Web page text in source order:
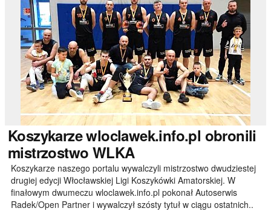
Koszykarzewloclawek.info.pl obronili
mistrzostwo WLKA
Koszykarze naszego portalu wywalczyli mistrzostwo dwudziestej
drugiej edycji Włocławskiej Ligi Koszykówki Amatorskiej. W
finałowym dwumeczu wloclawek.info.pl pokonał Autoserwis
Radek/Open Partner i wywalczył szósty tytuł w ciągu ostatnich..